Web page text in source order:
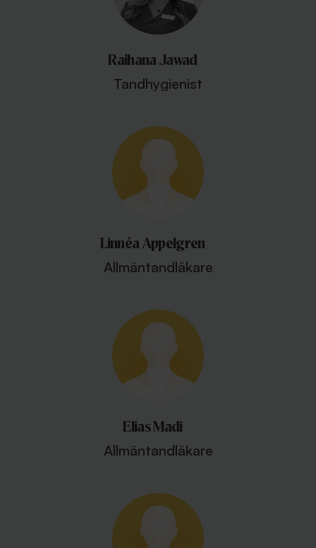
Raihana Jawad
Tandhygienist
Linnéa Appelgren
Allmäntandläkare
Elias Madi
Allmäntandläkare